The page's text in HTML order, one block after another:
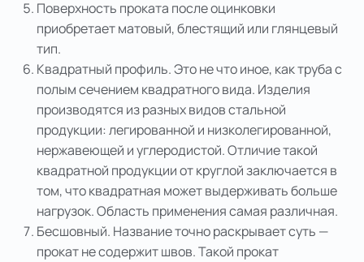
Поверхность проката после оцинковки
приобретает матовый, блестящий или глянцевый
тип.
Квадратный профиль. Это не что иное, как труба с
полым сечением квадратного вида. Изделия
производятся из разных видов стальной
продукции: легированной и низколегированной,
нержавеющей и углеродистой. Отличие такой
квадратной продукции от круглой заключается в
том, что квадратная может выдерживать больше
нагрузок. Область применения самая различная.
Бесшовный. Название точно раскрывает суть —
прокат не содержит швов. Такой прокат